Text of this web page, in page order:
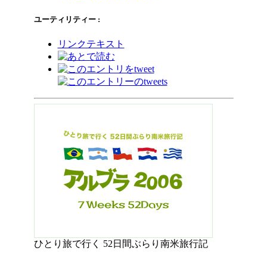
ユーティリティー :
リンクテキスト
ひとり旅で行く 52日間ぶらり南米旅行記